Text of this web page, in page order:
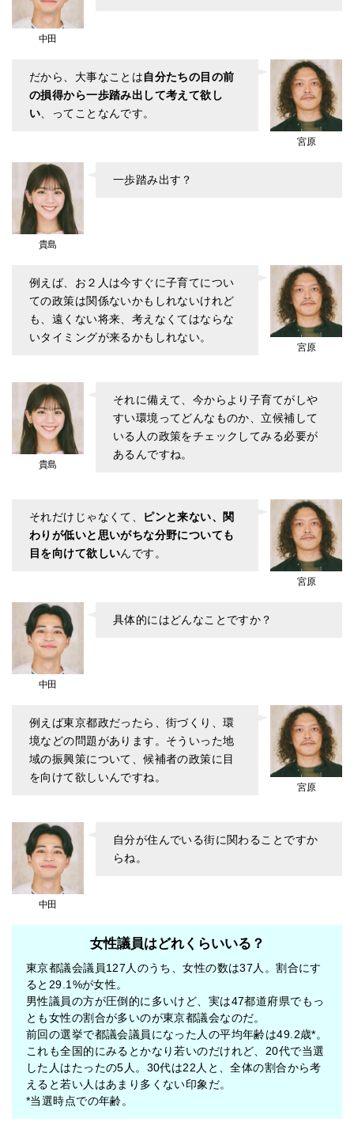
中田
宮原
だから、大事なことは自分たちの目の前
の損得から一歩踏み出して考えて欲し
い、ってことなんです。
貴島
一歩踏み出す？
宮原
例えば、お２人は今すぐに子育てについ
ての政策は関係ないかもしれないけれど
も、遠くない将来、考えなくてはならな
いタイミングが来るかもしれない。
貴島
それに備えて、今からより子育てがしや
すい環境ってどんなものか、立候補して
いる人の政策をチェックしてみる必要が
あるんですね。
宮原
それだけじゃなくて、
ピンと来ない、関
わりが低いと思いがちな分野についても
目を向けて欲しいんです。
中田
具体的にはどんなことですか？
宮原
例えば東京都政だったら、街づくり、環
境などの問題があります。そういった地
域の振興策について、候補者の政策に目
を向けて欲しいんですね。
中田
自分が住んでいる街に関わることですか
らね。
女性議員はどれくらいいる？
東京都議会議員127人のうち、女性の数は37人。割合にす
ると29.1%が女性。
男性議員の方が圧倒的に多いけど、実は47都道府県でもっ
とも女性の割合が多いのが東京都議会なのだ。
前回の選挙で都議会議員になった人の平均年齢は49.2歳*。
これも全国的にみるとかなり若いのだけれど、20代で当選
した人はたったの5人。30代は22人と、全体の割合から考
えると若い人はあまり多くない印象だ。
*当選時点での年齢。